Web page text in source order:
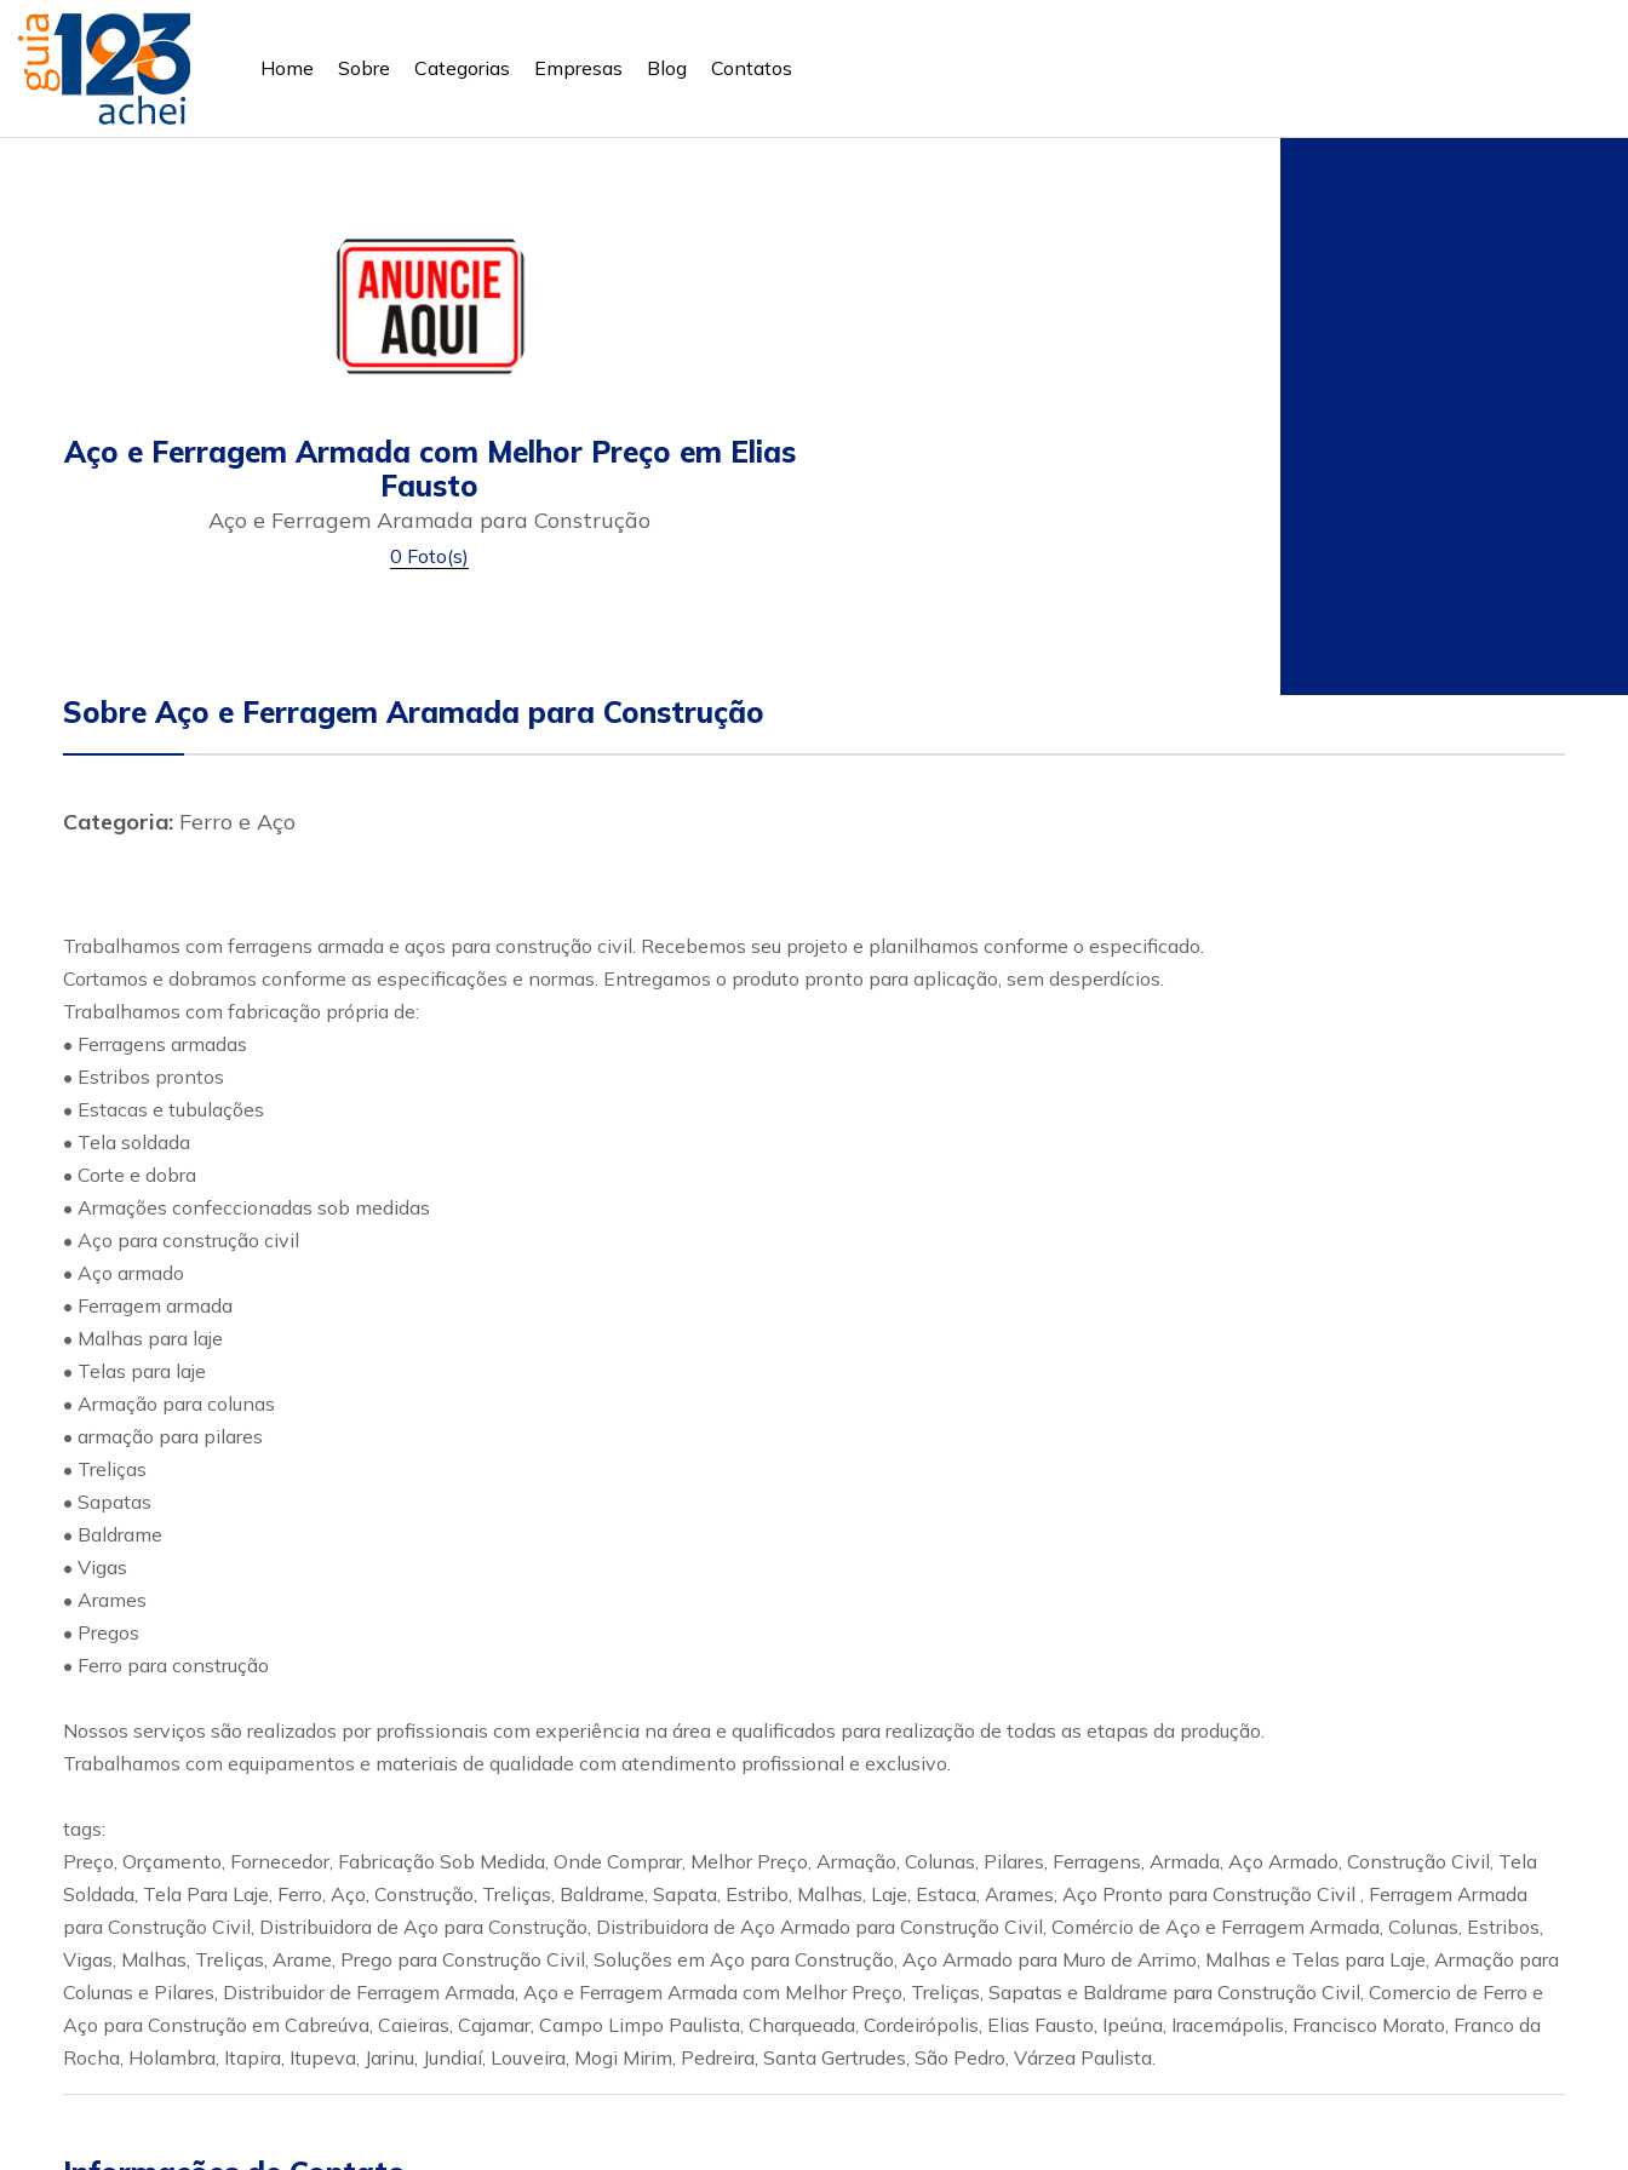
Home Sobre Categorias Empresas Blog Contatos
Aço e Ferragem Armada com Melhor Preço em Elias
Fausto
Aço e Ferragem Aramada para Construção
0 Foto(s)
Sobre Aço e Ferragem Aramada para Construção
Categoria: Ferro e Aço
Trabalhamos com ferragens armada e aços para construção civil. Recebemos seu projeto e planilhamos conforme o especificado.
Cortamos e dobramos conforme as especificações e normas. Entregamos o produto pronto para aplicação, sem desperdícios.
Trabalhamos com fabricação própria de:
• Ferragens armadas
• Estribos prontos
• Estacas e tubulações
• Tela soldada
• Corte e dobra
• Armações confeccionadas sob medidas
• Aço para construção civil
• Aço armado
• Ferragem armada
• Malhas para laje
• Telas para laje
• Armação para colunas
• armação para pilares
• Treliças
• Sapatas
• Baldrame
• Vigas
• Arames
• Pregos
• Ferro para construção
Nossos serviços são realizados por profissionais com experiência na área e qualificados para realização de todas as etapas da produção.
Trabalhamos com equipamentos e materiais de qualidade com atendimento profissional e exclusivo.
tags:
Preço, Orçamento, Fornecedor, Fabricação Sob Medida, Onde Comprar, Melhor Preço, Armação, Colunas, Pilares, Ferragens, Armada, Aço Armado, Construção Civil, Tela
Soldada, Tela Para Laje, Ferro, Aço, Construção, Treliças, Baldrame, Sapata, Estribo, Malhas, Laje, Estaca, Arames, Aço Pronto para Construção Civil , Ferragem Armada
para Construção Civil, Distribuidora de Aço para Construção, Distribuidora de Aço Armado para Construção Civil, Comércio de Aço e Ferragem Armada, Colunas, Estribos,
Vigas, Malhas, Treliças, Arame, Prego para Construção Civil, Soluções em Aço para Construção, Aço Armado para Muro de Arrimo, Malhas e Telas para Laje, Armação para
Colunas e Pilares, Distribuidor de Ferragem Armada, Aço e Ferragem Armada com Melhor Preço, Treliças, Sapatas e Baldrame para Construção Civil, Comercio de Ferro e
Aço para Construção em Cabreúva, Caieiras, Cajamar, Campo Limpo Paulista, Charqueada, Cordeirópolis, Elias Fausto, Ipeúna, Iracemápolis, Francisco Morato, Franco da
Rocha, Holambra, Itapira, Itupeva, Jarinu, Jundiaí, Louveira, Mogi Mirim, Pedreira, Santa Gertrudes, São Pedro, Várzea Paulista.